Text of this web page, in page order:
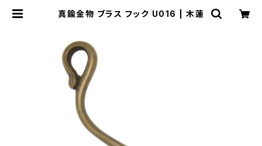
真鍮金物 ブラス フック U016 | 木蓮